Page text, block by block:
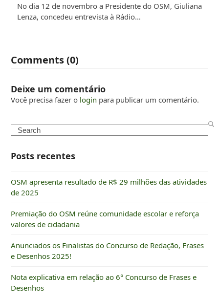
No dia 12 de novembro a Presidente do OSM, Giuliana
Lenza, concedeu entrevista à Rádio…
Comments (0)
Deixe um comentário
Você precisa fazer o login para publicar um comentário.
Search
Posts recentes
OSM apresenta resultado de R$ 29 milhões das atividades
de 2025
Premiação do OSM reúne comunidade escolar e reforça
valores de cidadania
Anunciados os Finalistas do Concurso de Redação, Frases
e Desenhos 2025!
Nota explicativa em relação ao 6° Concurso de Frases e
Desenhos